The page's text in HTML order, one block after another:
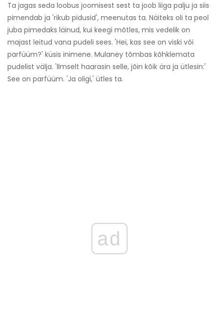
Ta jagas seda loobus joomisest sest ta joob liiga palju ja siis
pimendab ja 'rikub pidusid', meenutas ta. Näiteks oli ta peol
juba pimedaks läinud, kui keegi mõtles, mis vedelik on
majast leitud vana pudeli sees. 'Hei, kas see on viski või
parfüüm?' küsis inimene. Mulaney tõmbas kõhklemata
pudelist välja. 'Ilmselt haarasin selle, jõin kõik ära ja ütlesin:'
See on parfüüm. 'Ja oligi,' ütles ta.
ad